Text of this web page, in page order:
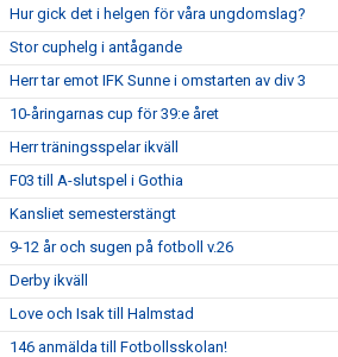
Hur gick det i helgen för våra ungdomslag?
Stor cuphelg i antågande
Herr tar emot IFK Sunne i omstarten av div 3
10-åringarnas cup för 39:e året
Herr träningsspelar ikväll
F03 till A-slutspel i Gothia
Kansliet semesterstängt
9-12 år och sugen på fotboll v.26
Derby ikväll
Love och Isak till Halmstad
146 anmälda till Fotbollsskolan!